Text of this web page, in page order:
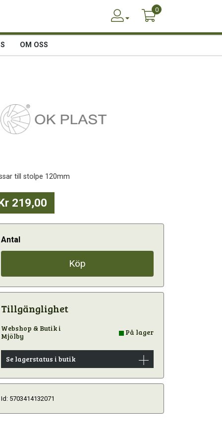
0
OM OSS
till stolpe 120mm
219,00
Antal
Köp
Tillgänglighet
Webshop & Butik i
Mjölby
På lager
Se lagerstatus i butik
Id: 5703414132071